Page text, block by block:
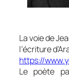
La voie de
l’écriture
https://
Le poète